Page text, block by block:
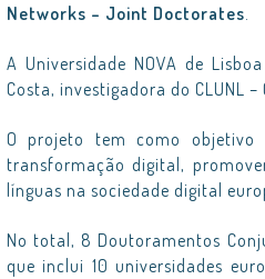
Networks – Joint Doctorates.
A Universidade NOVA de
Costa, investigadora do CLUNL
O projeto tem como objetivo
transformação digital,
línguas na sociedade digital
No total, 8 Doutoramentos
que inclui 10 universidades